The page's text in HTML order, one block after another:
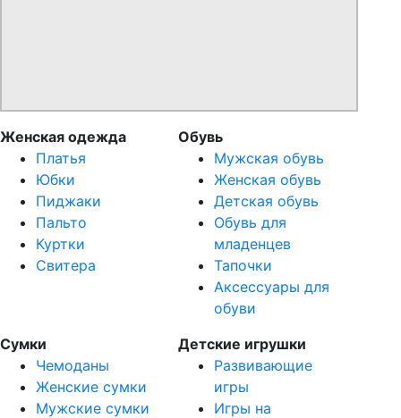
Женская одежда
Платья
Юбки
Пиджаки
Пальто
Куртки
Свитера
Обувь
Мужская обувь
Женская обувь
Детская обувь
Обувь для
младенцев
Тапочки
Аксессуары для
обуви
Сумки
Чемоданы
Женские сумки
Мужские сумки
Детские игрушки
Развивающие
игры
Игры на